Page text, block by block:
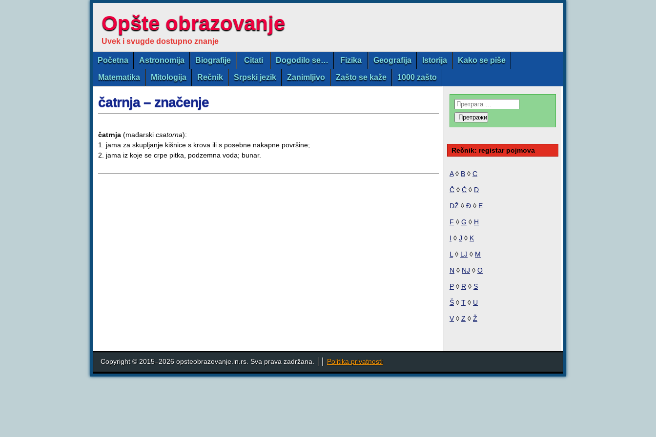
Opšte obrazovanje
Uvek i svugde dostupno znanje
Početna Astronomija Biografije Citati Dogodilo se… Fizika Geografija Istorija Kako se piše
Matematika Mitologija Rečnik Srpski jezik Zanimljivo Zašto se kaže 1000 zašto
čatrnja – značenje
čatrnja (mađarski csatorna):
1. jama za skupljanje kišnice s krova ili s posebne nakapne površine;
2. jama iz koje se crpe pitka, podzemna voda; bunar.
Rečnik: registar pojmova
A◊ B ◊ C
Č ◊ Ć ◊ D
DŽ ◊ Đ ◊ E
F ◊ G ◊ H
I ◊ J ◊ K
L ◊ LJ ◊ M
N ◊ NJ ◊ O
P ◊ R ◊ S
Š ◊ T ◊ U
V ◊ Z ◊ Ž
Copyright © 2015–2026 opsteobrazovanje.in.rs. Sva prava zadržana. ││ Politika privatnosti